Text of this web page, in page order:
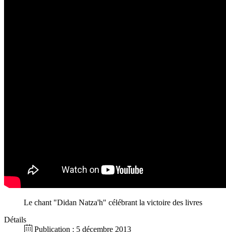
Le chant "Didan Natza'h" célébrant la victoire des livres
Détails
Publication : 5 décembre 2013